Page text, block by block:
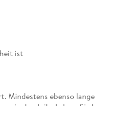
ist
Mindestens ebenso lange
sie durch ihr Leben. Sie begann